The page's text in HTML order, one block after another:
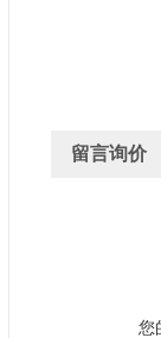
留言询价
您